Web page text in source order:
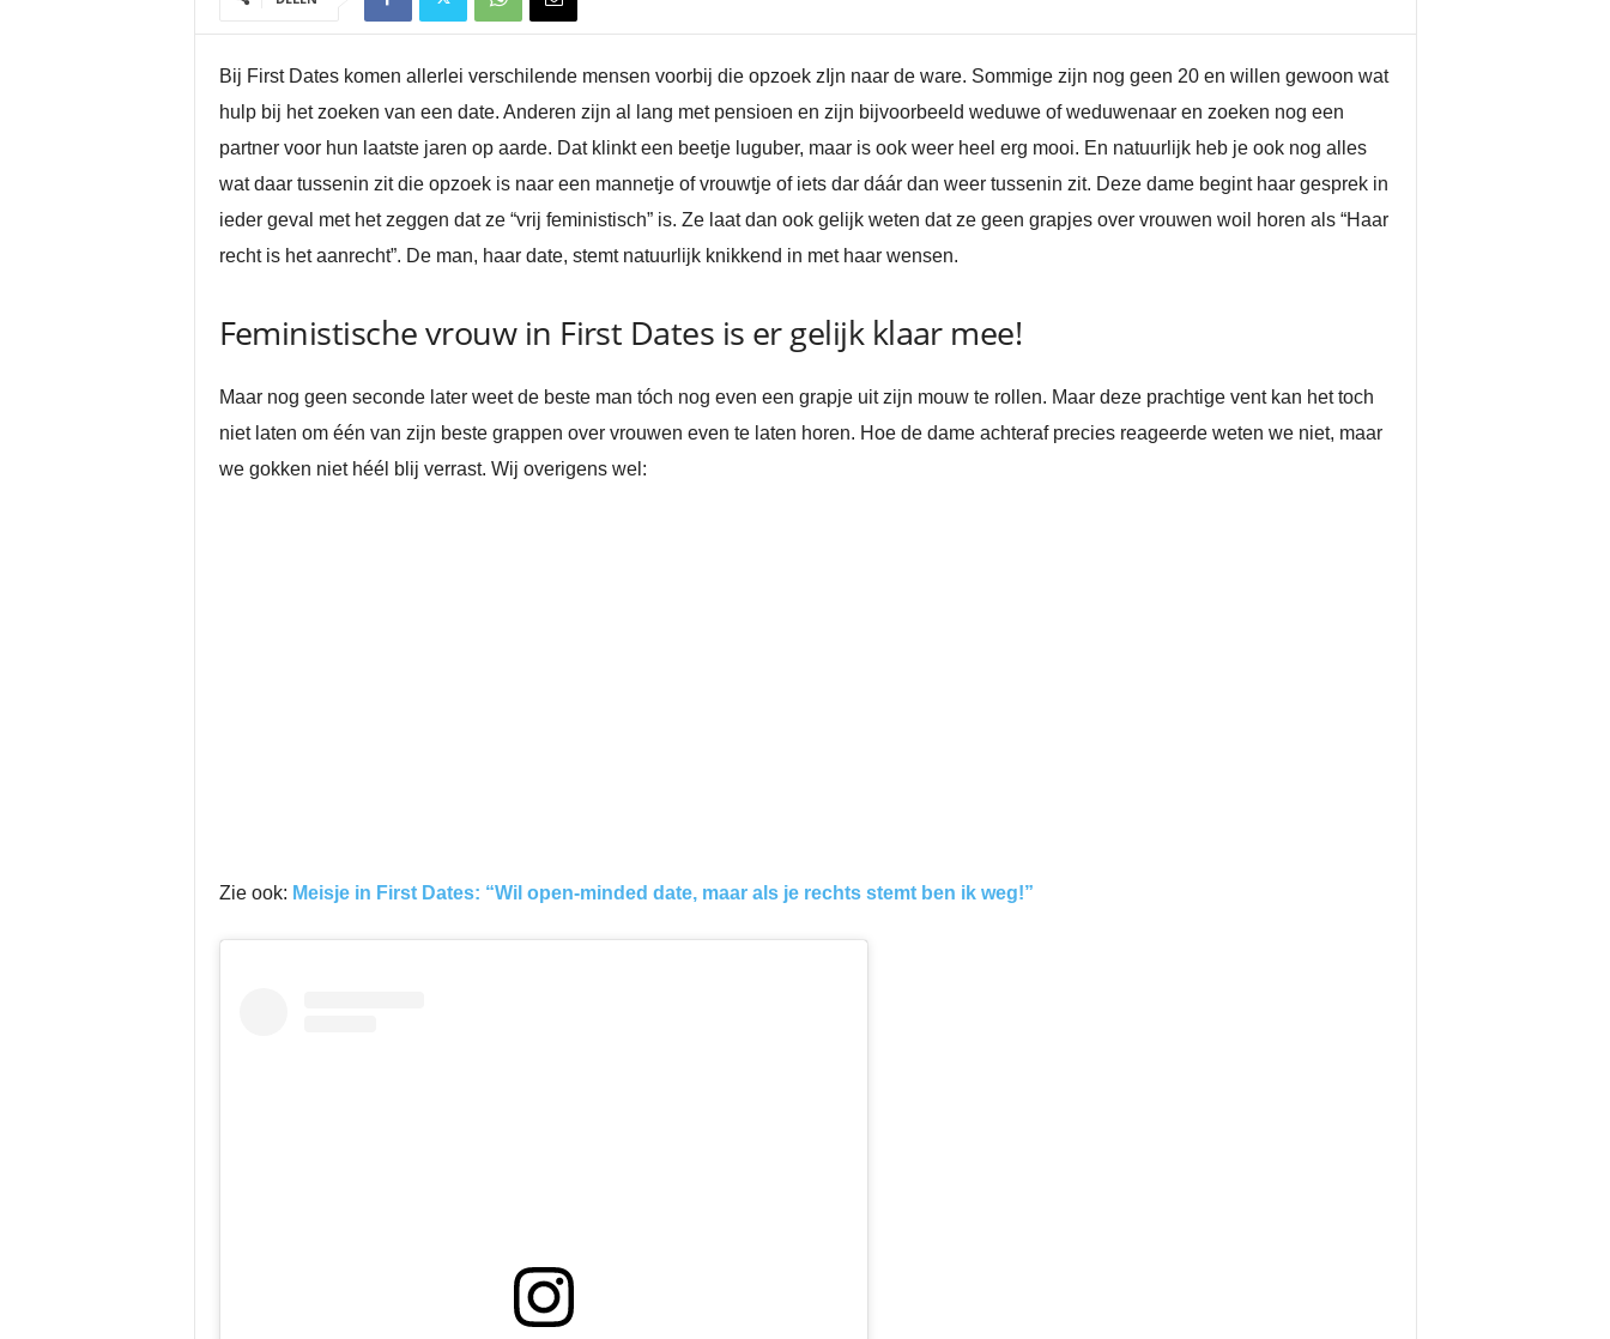
Bij First Dates komen allerlei verschilende mensen voorbij die opzoek zIjn naar de ware. Sommige zijn nog geen 20 en willen gewoon wat
hulp bij het zoeken van een date. Anderen zijn al lang met pensioen en zijn bijvoorbeeld weduwe of weduwenaar en zoeken nog een
partner voor hun laatste jaren op aarde. Dat klinkt een beetje luguber, maar is ook weer heel erg mooi. En natuurlijk heb je ook nog alles
wat daar tussenin zit die opzoek is naar een mannetje of vrouwtje of iets dar dáár dan weer tussenin zit. Deze dame begint haar gesprek in
ieder geval met het zeggen dat ze “vrij feministisch” is. Ze laat dan ook gelijk weten dat ze geen grapjes over vrouwen woil horen als “Haar
recht is het aanrecht”. De man, haar date, stemt natuurlijk knikkend in met haar wensen.
Feministische vrouw in First Dates is er gelijk klaar mee!
Maar nog geen seconde later weet de beste man tóch nog even een grapje uit zijn mouw te rollen. Maar deze prachtige vent kan het toch
niet laten om één van zijn beste grappen over vrouwen even te laten horen. Hoe de dame achteraf precies reageerde weten we niet, maar
we gokken niet héél blij verrast. Wij overigens wel:
Zie ook: Meisje in First Dates: “Wil open-minded date, maar als je rechts stemt ben ik weg!”